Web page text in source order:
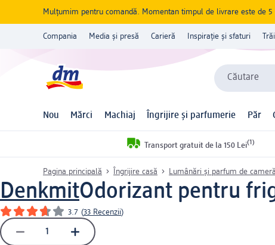
Mulțumim pentru comandă. Momentan timpul de livrare este de
Compania Media și presă Carieră Inspirație și sfaturi
Căutare
Nou Mărci Machiaj Îngrijire și parfumerie Păr
Transport gratuit de la 150 Lei(1)
Pagina principală Îngrijire casă Lumânări și parfum de cameră
DenkmitOdorizant pentru
3.7 (33 Recenzii)